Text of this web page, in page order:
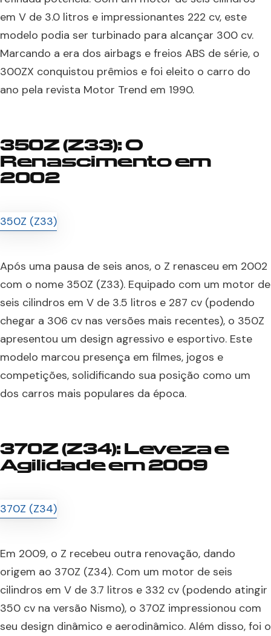
em V de 3.0 litros e impressionantes 222 cv, este
modelo podia ser turbinado para alcançar 300 cv.
Marcando a era dos airbags e freios ABS de série, o
300ZX conquistou prêmios e foi eleito o carro do
ano pela revista Motor Trend em 1990.
350Z (Z33): O
Renascimento em
2002
Após uma pausa de seis anos, o Z renasceu em 2002
com o nome 350Z (Z33). Equipado com um motor de
seis cilindros em V de 3.5 litros e 287 cv (podendo
chegar a 306 cv nas versões mais recentes), o 350Z
apresentou um design agressivo e esportivo. Este
modelo marcou presença em filmes, jogos e
competições, solidificando sua posição como um
dos carros mais populares da época.
370Z (Z34): Leveza e
Agilidade em 2009
Em 2009, o Z recebeu outra renovação, dando
origem ao 370Z (Z34). Com um motor de seis
cilindros em V de 3.7 litros e 332 cv (podendo atingir
350 cv na versão Nismo), o 370Z impressionou com
seu design dinâmico e aerodinâmico. Além disso, foi o